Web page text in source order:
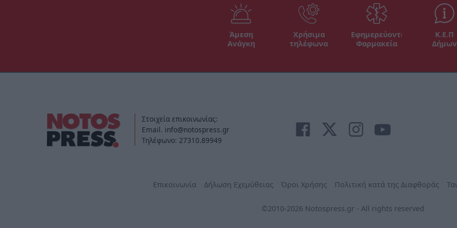
Άμεση
Ανάγκη
Χρήσιμα
τηλέφωνα
Εφημερεύοντα
Φαρμακεία
Κ.Ε.Π
Δήμων
Στοιχεία επικοινωνίας:
Email. info@notospress.gr
Τηλέφωνο: 27310.89949
Επικοινωνία Δήλωση Εχεμύθειας Όροι Χρήσης Πολιτική κατά της Διαφθοράς
©2010-2026 Notospress.gr - All rights reserved